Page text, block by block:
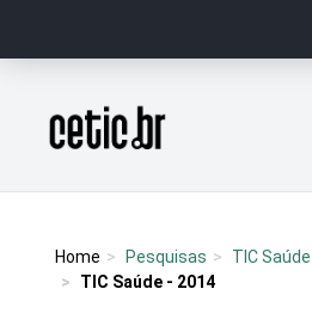
Página inicial
Home Pesquisas TIC Saúde
TIC Saúde - 2014